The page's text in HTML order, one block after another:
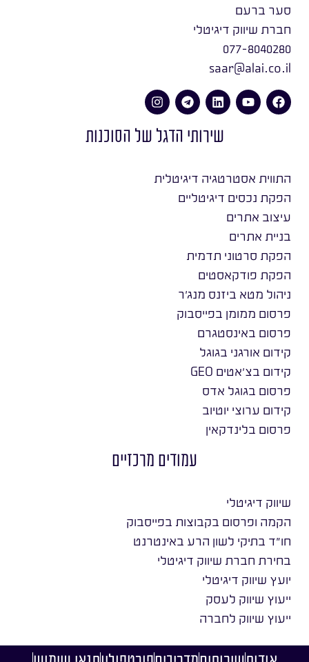
סער ברעם
חברת שיווק דיגיטלי
077-8040280
saar@alai.co.il
שירותי הדגל של הסוכנות
התווית אסטרטגיה דיגיטלית
הפקת נכסים דיגיטליים
עיצוב אתרים
בניית אתרים
הפקת סרטוני תדמית
הפקת פודקאסטים
ניהול מטא ביזנס מנג׳ר
פרסום ממומן בפייסבוק
פרסום באינסטגרם
קידום אורגני בגוגל
קידום בצ׳אטים GEO
פרסום בגוגל אדס
קידום ערוצי יוטיוב
פרסום בלינדקאין
עמודים מרכזיים
שיווק דיגיטלי
הקמה ופרסום בקבוצות בפייסבוק
חו״ד בתיקי לשון הרע באינטרנט
בחירת חברת שיווק דיגיטלי
יועץ שיווק דיגיטלי
ייעוץ שיווק לעסק
ייעוץ שיווק לחברה